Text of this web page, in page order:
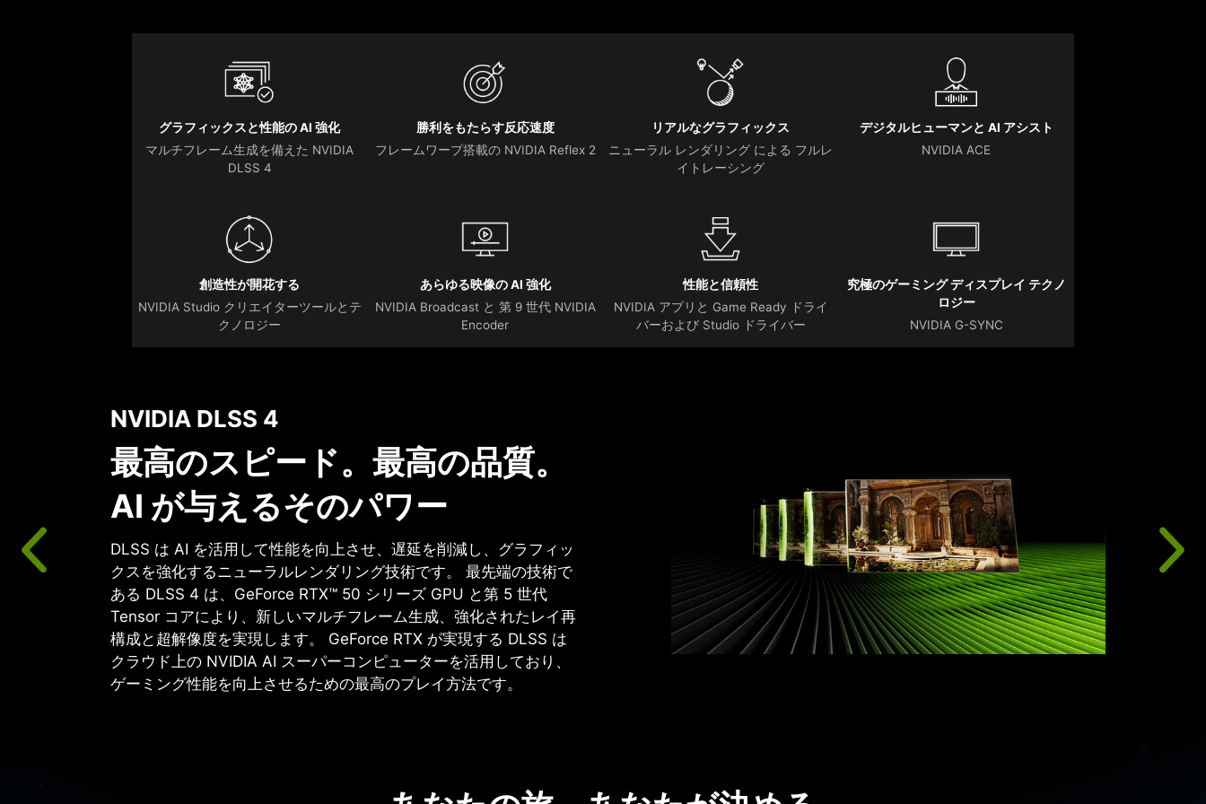
グラフィックスと性能の AI 強化
マルチフレーム生成を備えた NVIDIA
DLSS 4
勝利をもたらす反応速度
フレームワープ搭載の NVIDIA Reflex 2
リアルなグラフィックス
ニューラル レンダリング による フルレ
イトレーシング
デジタルヒューマンと AI アシスト
NVIDIA ACE
創造性が開花する
NVIDIA Studio クリエイターツールとテ
クノロジー
あらゆる映像の AI 強化
NVIDIA Broadcast と 第 9 世代 NVIDIA
Encoder
性能と信頼性
NVIDIA アプリと Game Ready ドライ
バーおよび Studio ドライバー
究極のゲーミング ディスプレイ テクノ
ロジー
NVIDIA G-SYNC
ニューラル レンダリング による フルレイ
トレーシング
圧倒的にリアル
NVIDIA Blackwell アーキテクチャは、フルレイトレーシングを活用
したゲームのグラフィックスに革新をもたらします。 第 4 世代 RT
コアとニューラルレンダリング技術を備えた第 5 世代 Tensor コア
を採用した GeForce RTX 50 シリーズにより、 映画のようなグラフ
ィックスをかつてないほどのスピードで体験できます。